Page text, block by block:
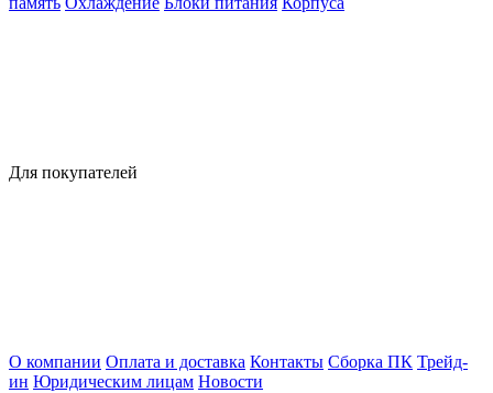
Для покупателей
О компании Оплата и доставка Контакты Сборка ПК Трейд-
ин Юридическим лицам Новости